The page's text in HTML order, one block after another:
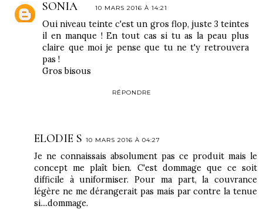
SONIA 10 MARS 2016 À 14:21
Oui niveau teinte c'est un gros flop, juste 3 teintes
il en manque ! En tout cas si tu as la peau plus
claire que moi je pense que tu ne t'y retrouvera
pas !
Gros bisous
RÉPONDRE
ELODIE S 10 MARS 2016 À 04:27
Je ne connaissais absolument pas ce produit mais le
concept me plaît bien. C'est dommage que ce soit
difficile à uniformiser. Pour ma part, la couvrance
légère ne me dérangerait pas mais par contre la tenue
si....dommage.